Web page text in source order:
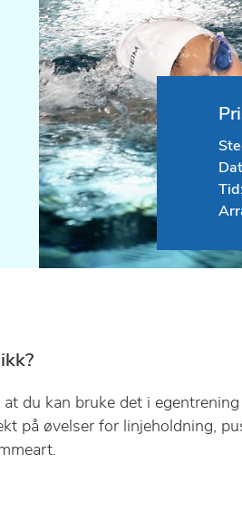
du kan bruke det i
på øvelser for linjeholdning,